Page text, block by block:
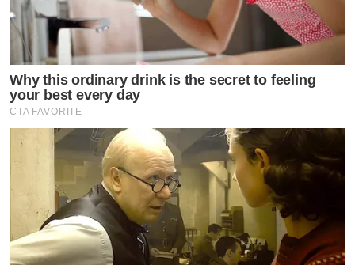
Why this ordinary drink is the secret to feeling
your best every day
CTA FAVORITE